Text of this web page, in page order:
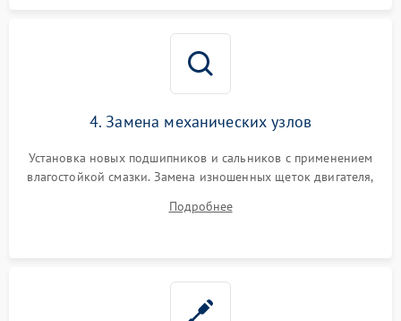
4. Замена механических узлов
Установка новых подшипников и сальников с применением
влагостойкой смазки. Замена изношенных щеток двигателя,
или поврежденной резиновой манжеты.
Подробнее